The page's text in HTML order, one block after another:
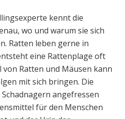
kennt die
wo und warum sie sich
Ratten leben gerne in
eine Rattenplage oft
von Ratten und Mäusen kann
mit sich bringen. Die
angefressen
für den Menschen